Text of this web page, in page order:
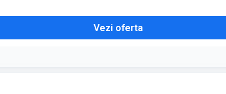
Vezi oferta